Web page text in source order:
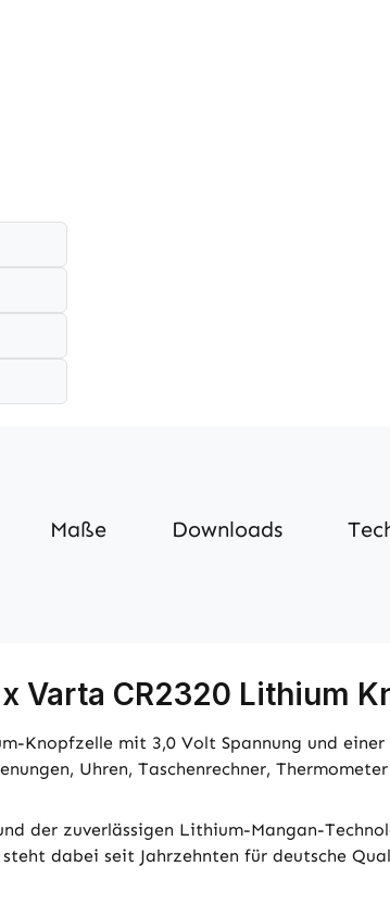
Maße Downloads
Varta CR2320 Lithium
Knopfzelle mit 3,0 Volt Spannung und
Uhren, Taschenrechner, Thermometer
der zuverlässigen Lithium-Mangan-
dabei seit Jahrzehnten für deutsche